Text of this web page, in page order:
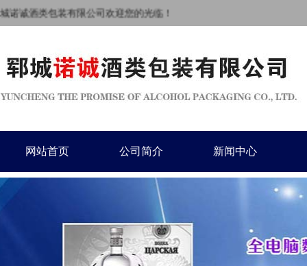
诺诚酒类包装有限公司欢迎您的光临！
网站首页 公司简介 新闻中心